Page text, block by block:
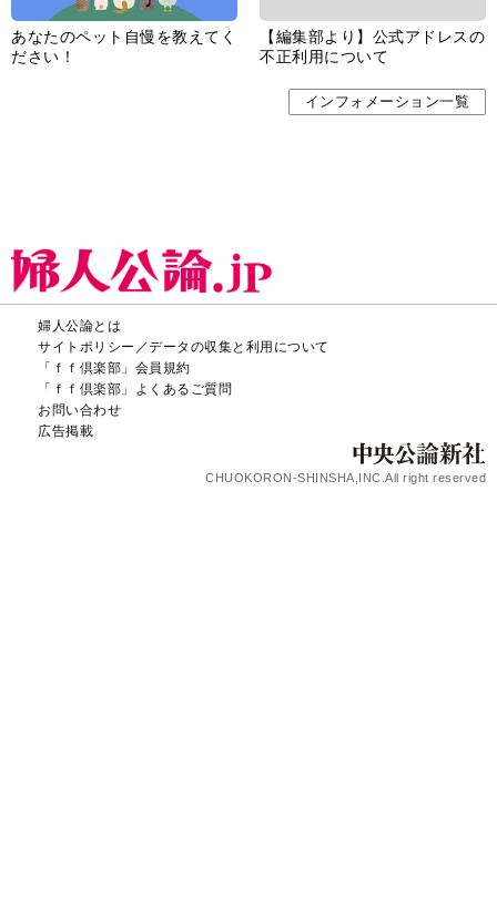
あなたのペット自慢を教えてく
ださい！
【編集部より】公式アドレスの
不正利用について
インフォメーション一覧
婦人公論とは
サイトポリシー／データの収集と利用について
「ｆｆ倶楽部」会員規約
「ｆｆ倶楽部」よくあるご質問
お問い合わせ
広告掲載
CHUOKORON-SHINSHA,INC.All right reserved